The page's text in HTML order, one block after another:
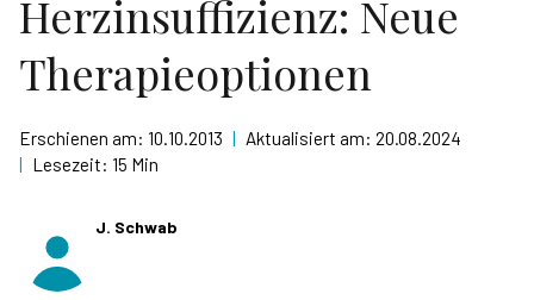
Herzinsuffizienz: Neue
Therapieoptionen
Erschienen am: 10.10.2013 | Aktualisiert am: 20.08.2024
| Lesezeit: 15 Min
J. Schwab